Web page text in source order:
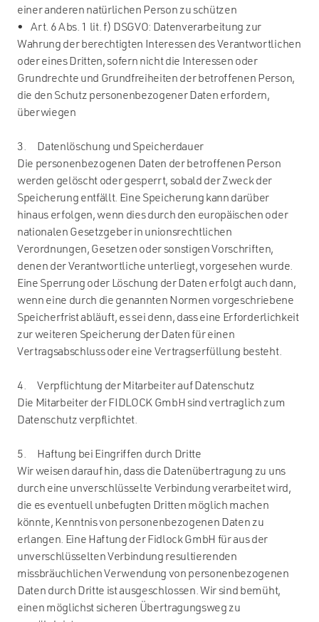
einer anderen natürlichen Person zu schützen
• Art. 6 Abs. 1 lit. f) DSGVO: Datenverarbeitung zur
Wahrung der berechtigten Interessen des Verantwortlichen
oder eines Dritten, sofern nicht die Interessen oder
Grundrechte und Grundfreiheiten der betroffenen Person,
die den Schutz personenbezogener Daten erfordern,
überwiegen
3. Datenlöschung und Speicherdauer
Die personenbezogenen Daten der betroffenen Person
werden gelöscht oder gesperrt, sobald der Zweck der
Speicherung entfällt. Eine Speicherung kann darüber
hinaus erfolgen, wenn dies durch den europäischen oder
nationalen Gesetzgeber in unionsrechtlichen
Verordnungen, Gesetzen oder sonstigen Vorschriften,
denen der Verantwortliche unterliegt, vorgesehen wurde.
Eine Sperrung oder Löschung der Daten erfolgt auch dann,
wenn eine durch die genannten Normen vorgeschriebene
Speicherfrist abläuft, es sei denn, dass eine Erforderlichkeit
zur weiteren Speicherung der Daten für einen
Vertragsabschluss oder eine Vertragserfüllung besteht.
4. Verpflichtung der Mitarbeiter auf Datenschutz
Die Mitarbeiter der FIDLOCK GmbH sind vertraglich zum
Datenschutz verpflichtet.
5. Haftung bei Eingriffen durch Dritte
Wir weisen darauf hin, dass die Datenübertragung zu uns
durch eine unverschlüsselte Verbindung verarbeitet wird,
die es eventuell unbefugten Dritten möglich machen
könnte, Kenntnis von personenbezogenen Daten zu
erlangen. Eine Haftung der Fidlock GmbH für aus der
unverschlüsselten Verbindung resultierenden
missbräuchlichen Verwendung von personenbezogenen
Daten durch Dritte ist ausgeschlossen. Wir sind bemüht,
einen möglichst sicheren Übertragungsweg zu